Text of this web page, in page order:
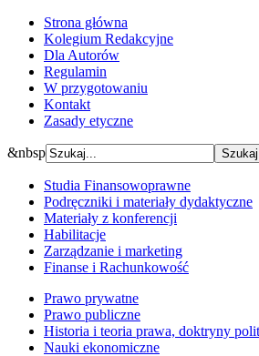
Strona główna
Kolegium Redakcyjne
Dla Autorów
Regulamin
W przygotowaniu
Kontakt
Zasady etyczne
&nbsp
Studia Finansowoprawne
Podręczniki i materiały dydaktyczne
Materiały z konferencji
Habilitacje
Zarządzanie i marketing
Finanse i Rachunkowość
Prawo prywatne
Prawo publiczne
Historia i teoria prawa, doktryny
Nauki ekonomiczne